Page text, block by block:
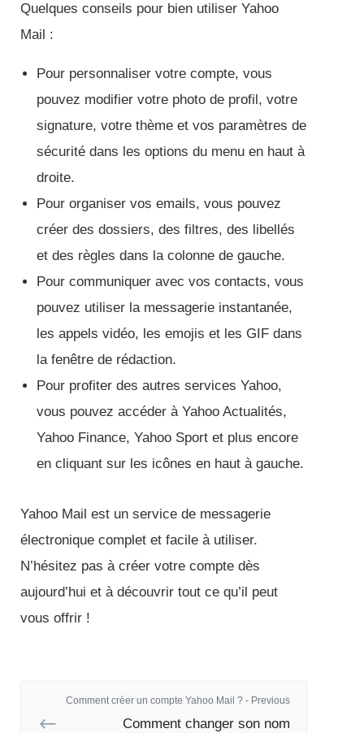
Quelques conseils pour bien utiliser Yahoo
Mail :
Pour personnaliser votre compte, vous
pouvez modifier votre photo de profil, votre
signature, votre thème et vos paramètres de
sécurité dans les options du menu en haut à
droite.
Pour organiser vos emails, vous pouvez
créer des dossiers, des filtres, des libellés
et des règles dans la colonne de gauche.
Pour communiquer avec vos contacts, vous
pouvez utiliser la messagerie instantanée,
les appels vidéo, les emojis et les GIF dans
la fenêtre de rédaction.
Pour profiter des autres services Yahoo,
vous pouvez accéder à Yahoo Actualités,
Yahoo Finance, Yahoo Sport et plus encore
en cliquant sur les icônes en haut à gauche.
Yahoo Mail est un service de messagerie
électronique complet et facile à utiliser.
N’hésitez pas à créer votre compte dès
aujourd’hui et à découvrir tout ce qu’il peut
vous offrir !
Comment créer un compte Yahoo Mail ? - Previous
Comment changer son nom